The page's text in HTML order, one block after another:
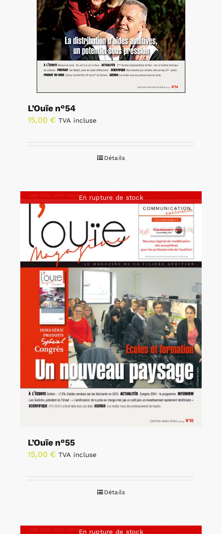
L’Ouïe n°54
15,00 € TVA incluse
Détails
En rupture de stock
L’Ouïe n°55
15,00 € TVA incluse
Détails
En rupture de stock